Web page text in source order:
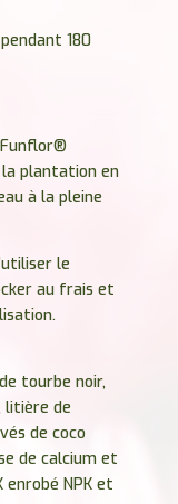
180
la plantation en
à la pleine
le
au frais et
tourbe noir,
litière de
de coco
de calcium et
enrobé NPK et